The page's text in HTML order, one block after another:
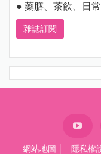
● 藥膳、茶飲、日
雜誌訂閱
網站地圖 隱私權